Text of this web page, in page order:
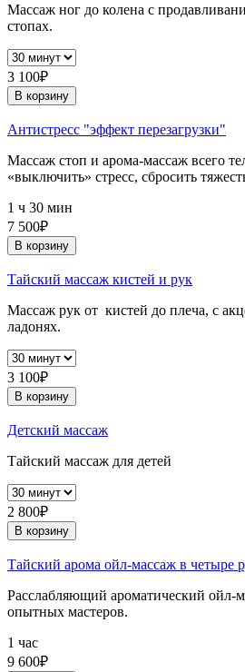
Массаж ног до колена с
стопах.
3 100₽
В корзину
Антистресс "эффект перезагрузки"
Массаж стоп и арома-массаж всего
«выключить» стресс, сбросить
1 ч 30 мин
7 500₽
В корзину
Тайский массаж кистей и рук
Массаж рук от кистей до плеча, с
ладонях.
3 100₽
В корзину
Детский массаж
Тайский массаж для детей
2 800₽
В корзину
Тайский арома ойл-массаж в четыре
Расслабляющий ароматический ойл-
опытных мастеров.
1 час
9 600₽